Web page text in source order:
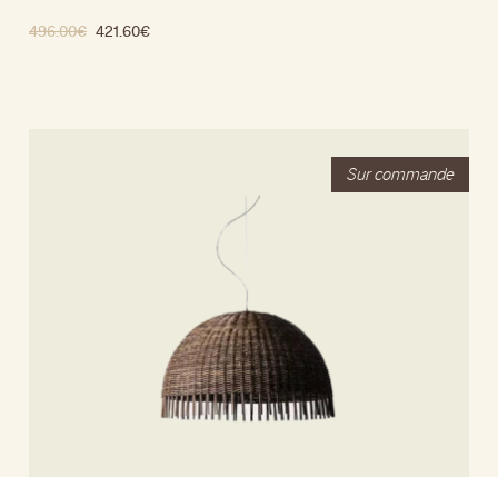
496.00€ 421.60€